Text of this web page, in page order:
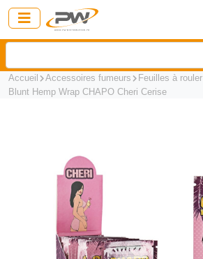
Accueil Accessoires fumeurs Feuilles à rouler
Blunt Hemp Wrap CHAPO Cheri Cerise